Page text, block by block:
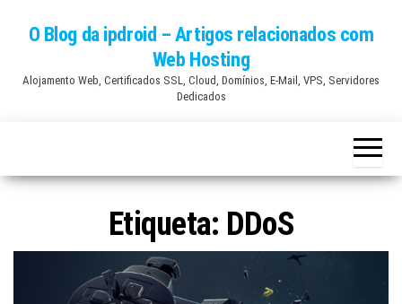
content
O Blog da ipdroid – Artigos relacionados com
Web Hosting
Alojamento Web, Certificados SSL, Cloud, Domínios, E-Mail, VPS, Servidores
Dedicados
Etiqueta: DDoS